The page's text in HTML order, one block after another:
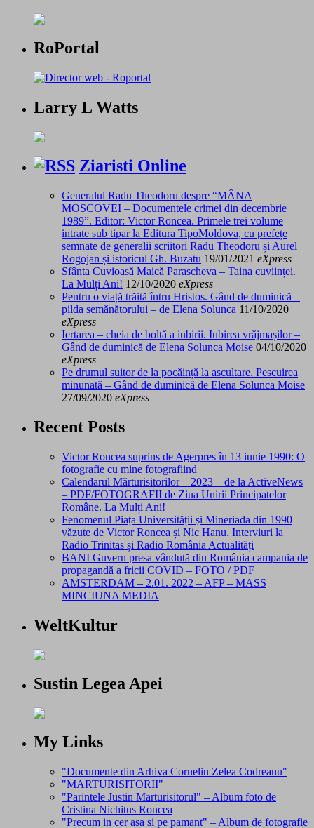
RoPortal
Larry L Watts
Ziaristi Online
Generalul Radu Theodoru despre “MÂNA
MOSCOVEI – Documentele crimei din decembrie
1989”. Editor: Victor Roncea. Primele trei volume
intrate sub tipar la Editura TipoMoldova, cu prefețe
semnate de generalii scriitori Radu Theodoru și Aurel
Rogojan și istoricul Gh. Buzatu 19/01/2021 eXpress
Sfânta Cuvioasă Maică Parascheva – Taina cuviinței.
La Mulți Ani! 12/10/2020 eXpress
Pentru o viață trăită întru Hristos. Gând de duminică –
pilda semănătorului – de Elena Solunca 11/10/2020
eXpress
Iertarea – cheia de boltă a iubirii. Iubirea vrăjmașilor –
Gând de duminică de Elena Solunca Moise 04/10/2020
eXpress
Pe drumul suitor de la pocăință la ascultare. Pescuirea
minunată – Gând de duminică de Elena Solunca Moise
27/09/2020 eXpress
Recent Posts
Victor Roncea suprins de Agerpres în 13 iunie 1990: O
fotografie cu mine fotografiind
Calendarul Mărturisitorilor – 2023 – de la ActiveNews
– PDF/FOTOGRAFII de Ziua Unirii Principatelor
Române. La Mulți Ani!
Fenomenul Piața Universității și Mineriada din 1990
văzute de Victor Roncea și Nic Hanu. Interviuri la
Radio Trinitas și Radio România Actualități
BANI Guvern presa vândută din România campania de
propagandă a fricii COVID – FOTO / PDF
AMSTERDAM – 2.01. 2022 – AFP – MASS
MINCIUNA MEDIA
WeltKultur
Sustin Legea Apei
My Links
"Documente din Arhiva Corneliu Zelea Codreanu"
"MARTURISITORII"
"Parintele Justin Marturisitorul" – Album foto de
Cristina Nichitus Roncea
"Precum in cer asa si pe pamant" – Album de fotografie